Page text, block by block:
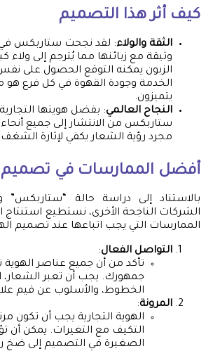
كيف أثر هذا التصميم
الثقة والولاء: لقد نجحت ستاربكس في
وثيقة مع زبائنها مما يُترجم إلى ولاء
الزبون يمكنه التوقع الحصول على
الخدمة وجودة القهوة في كل فرع هو
يتميزون.
النجاح العالمي: بفضل هويتها
ستاربكس من الانتشار إلى جميع أنحاء
مجرد رؤية الشعار يكفي لإثارة
أفضل الممارسات في تصميم
بالاستناد إلى دراسة حالة
الشركات الناجحة الأخرى، نستطيع
الممارسات التي يجب اتباعها عند تصميم
التواصل الفعال:
تأكد من أن جميع عناصر
جمهورك. يجب أن تعبر الشعار،
الخطوط، والأسلوب عن قيم
المرونة:
الهوية التجارية يجب أن تكون
التكيف مع التغيرات. يمكن أن
الصغيرة في التصميم إلى ضخ